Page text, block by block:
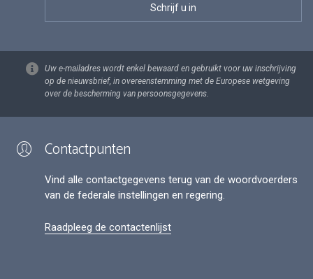
Uw e-mailadres wordt enkel bewaard en gebruikt voor uw inschrijving
op de nieuwsbrief, in overeenstemming met de Europese wetgeving
over de bescherming van persoonsgegevens.
Contactpunten
Vind alle contactgegevens terug van de woordvoerders
van de federale instellingen en regering.
Raadpleeg de contactenlijst